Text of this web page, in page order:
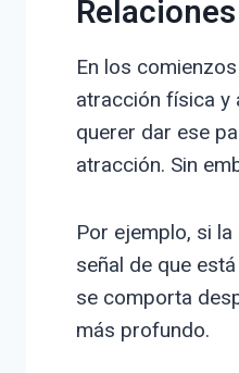
En los
atracción física y
querer dar ese
atracción. Sin
Por ejemplo, si
señal de que
se comporta
más profundo.